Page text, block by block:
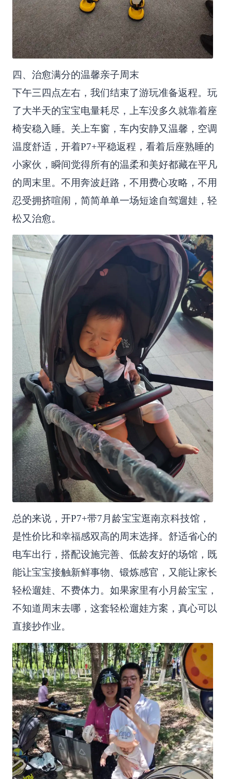
四、治愈满分的温馨亲子周末
下午三四点左右，我们结束了游玩准备返程。玩
了大半天的宝宝电量耗尽，上车没多久就靠着座
椅安稳入睡。关上车窗，车内安静又温馨，空调
温度舒适，开着P7+平稳返程，看着后座熟睡的
小家伙，瞬间觉得所有的温柔和美好都藏在平凡
的周末里。不用奔波赶路，不用费心攻略，不用
忍受拥挤喧闹，简简单单一场短途自驾遛娃，轻
松又治愈。
总的来说，开P7+带7月龄宝宝逛南京科技馆，
是性价比和幸福感双高的周末选择。舒适省心的
电车出行，搭配设施完善、低龄友好的场馆，既
能让宝宝接触新鲜事物、锻炼感官，又能让家长
轻松遛娃、不费体力。如果家里有小月龄宝宝，
不知道周末去哪，这套轻松遛娃方案，真心可以
直接抄作业。